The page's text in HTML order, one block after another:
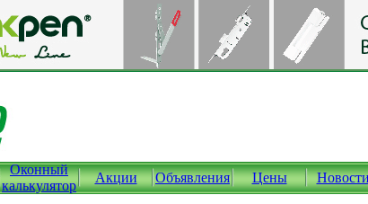
Оконный
калькулятор
Акции Объявления Цены